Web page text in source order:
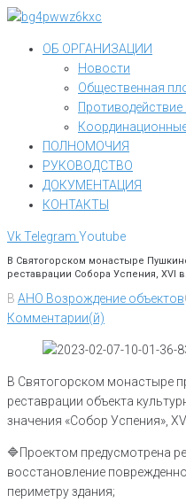
Перейти
контентуОБ ОРГАНИЗАЦИИ
Новости
Общественная
Противодействие
ПОЛНОМОЧИЯ
РУКОВОДСТВО
ДОКУМЕНТАЦИЯ
КОНТАКТЫ
VkTelegram Youtube
В Святогорском монастыре
реставрации Собора Успения, XVI
В АНО Возрождение объектов
Комментарии(й)
В Святогорском монастыре
реставрации объекта
значения «Собор Успения»,
🔷Проектом предусмотрена
восстановление
периметру здания;